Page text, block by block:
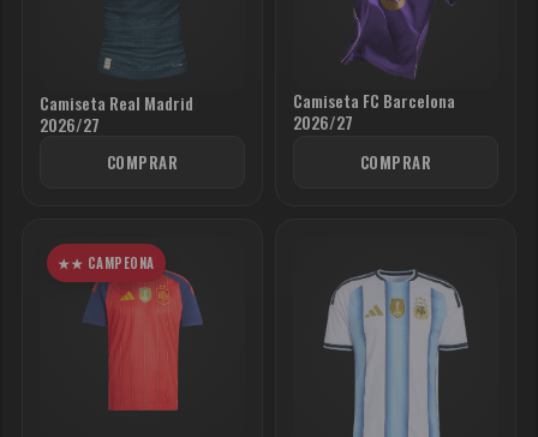
Camiseta Real Madrid
2026/27
COMPRAR
Camiseta FC Barcelona
2026/27
COMPRAR
★★ CAMPEONA